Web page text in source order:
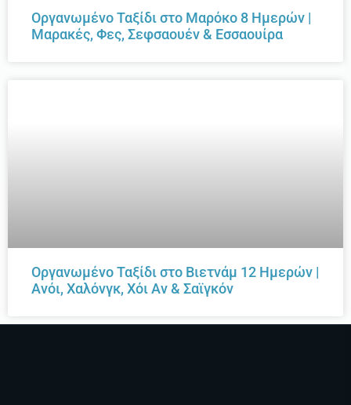
Οργανωμένο Ταξίδι στο Μαρόκο 8 Ημερών |
Μαρακές, Φες, Σεφσαουέν & Εσσαουίρα
Οργανωμένο Ταξίδι στο Βιετνάμ 12 Ημερών |
Ανόι, Χαλόνγκ, Χόι Αν & Σαϊγκόν